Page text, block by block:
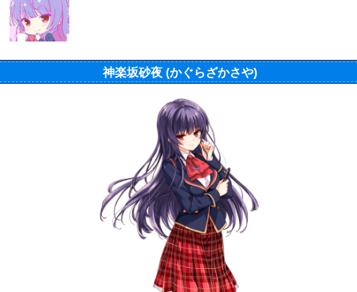
神楽坂砂夜 (かぐらざかさや)